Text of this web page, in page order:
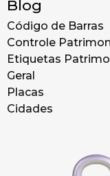
Blog
Código de Barras
Controle
Etiquetas
Geral
Placas
Cidades